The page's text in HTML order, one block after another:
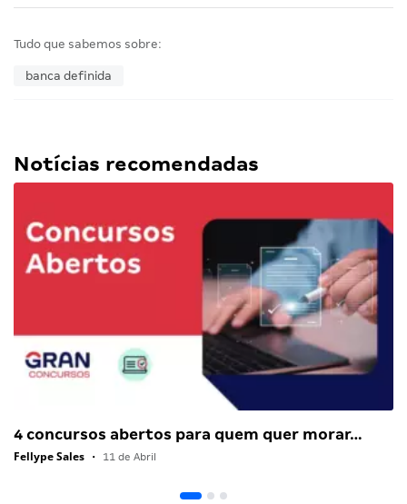
Tudo que sabemos sobre:
banca definida
Notícias recomendadas
4 concursos abertos para quem quer morar…
Fellype Sales • 11 de Abril